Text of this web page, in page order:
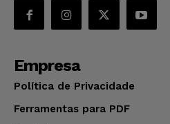
Empresa
Política de Privacidade
Ferramentas para PDF